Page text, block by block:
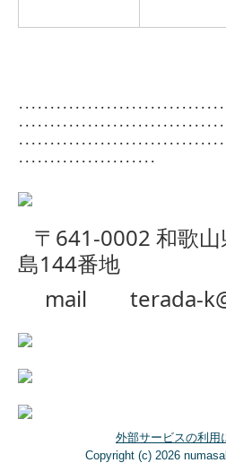
････････････････････････････････
････････････････････････････････
････････････････････････････････
･･････････････････････
〒641-0002 和歌
島144番地
mail terada-
外部サービスの利用
Copyright (c) 2026